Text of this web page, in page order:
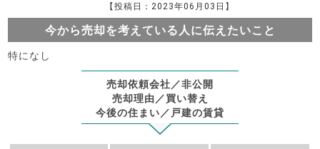
【投稿日：2023年06月03日】
今から売却を考えている人に伝えたいこと
特になし
売却依頼会社／非公開
売却理由／買い替え
今後の住まい／戸建の賃貸